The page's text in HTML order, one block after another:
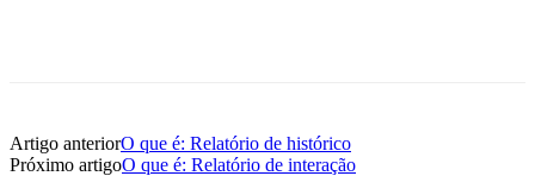
Artigo anteriorO que é: Relatório de histórico
Próximo artigoO que é: Relatório de interação